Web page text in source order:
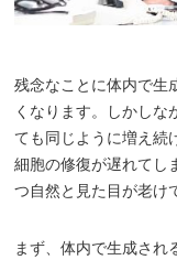
残念なことに体内で生
くなります。しかしな
ても同じように増え続
細胞の修復が遅れてし
つ自然と見た目が老け
まず、体内で生成され